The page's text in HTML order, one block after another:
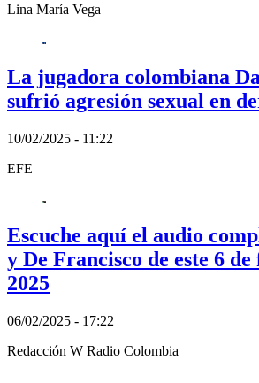
Lina María Vega
La jugadora colombiana
sufrió agresión sexual en
10/02/2025 - 11:22
EFE
Escuche aquí el audio
y De Francisco de este 6
2025
06/02/2025 - 17:22
Redacción W Radio Colombia